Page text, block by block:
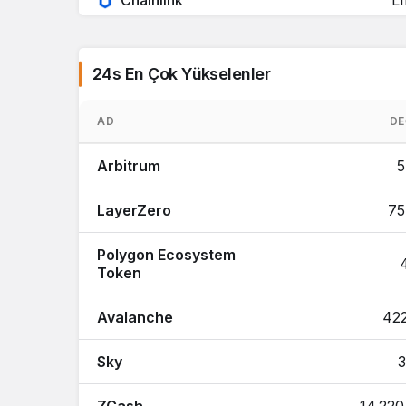
Sky Dollar
Cronos
Toncoin
24s En Çok Yükselenler
AD
Arbitrum
LayerZero
Polygon Ecosystem
Token
Avalanche
Sky